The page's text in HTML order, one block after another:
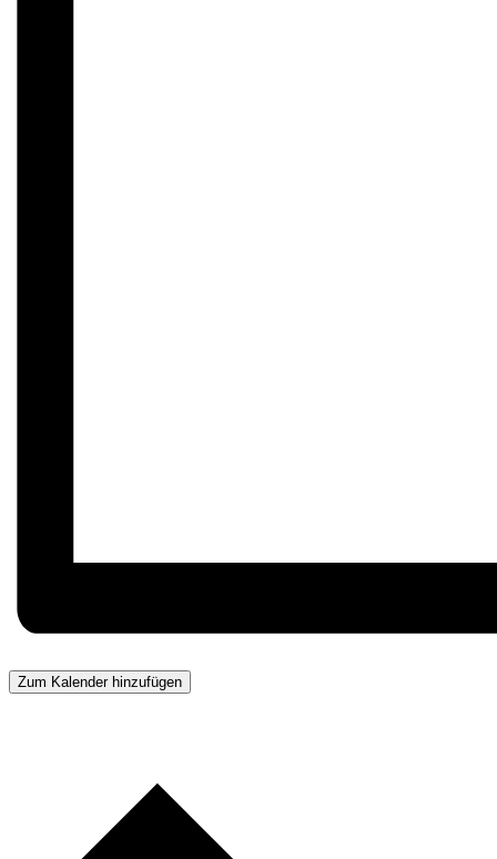
Zum Kalender hinzufügen